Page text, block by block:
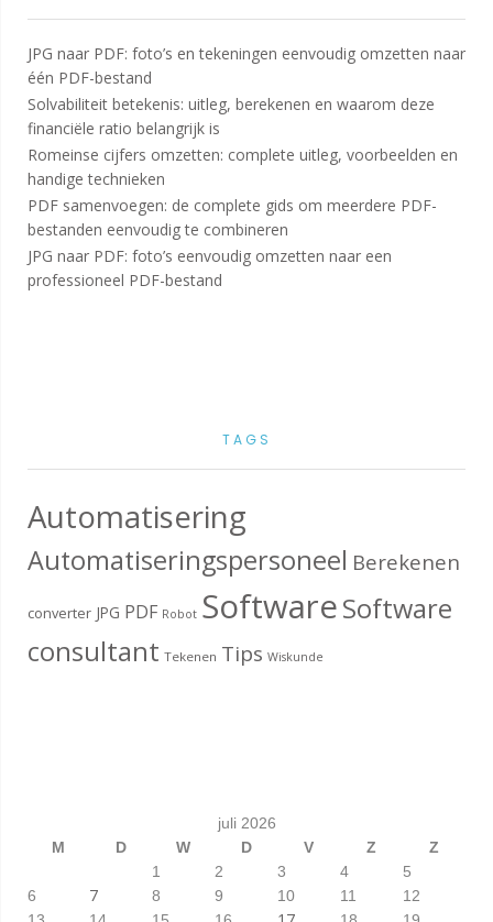
JPG naar PDF: foto’s en tekeningen eenvoudig omzetten naar
één PDF-bestand
Solvabiliteit betekenis: uitleg, berekenen en waarom deze
financiële ratio belangrijk is
Romeinse cijfers omzetten: complete uitleg, voorbeelden en
handige technieken
PDF samenvoegen: de complete gids om meerdere PDF-
bestanden eenvoudig te combineren
JPG naar PDF: foto’s eenvoudig omzetten naar een
professioneel PDF-bestand
TAGS
Automatisering
Automatiseringspersoneel Berekenen
converter JPG PDF Robot SoftwareSoftware
consultant Tekenen Tips Wiskunde
juli 2026
M
D W D V Z
Z
1
2 3 4
5
6
7 8 9 10 11
12